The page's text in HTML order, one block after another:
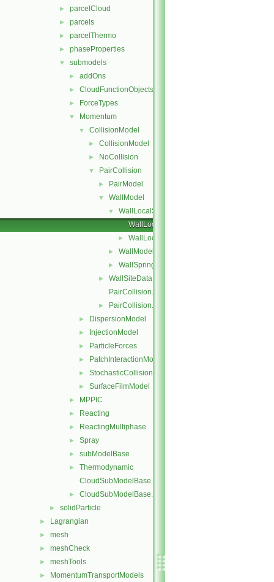
► parcelCloud
► parcels
► parcelThermo
► phaseProperties
▼ submodels
► addOns
► CloudFunctionObjects
► ForceTypes
▼ Momentum
▼ CollisionModel
► CollisionModel
► NoCollision
▼ PairCollision
► PairModel
▼ WallModel
▼
WallLocalSpringSliderDashpot
WallLocalSpringSliderDashpot.C
► WallLocalSpringSliderDashpot.H
► WallModel
► WallSpringSliderDashpot
►
WallSiteData
PairCollision.C
► PairCollision.H
► DispersionModel
► InjectionModel
► ParticleForces
► PatchInteractionModel
► StochasticCollision
► SurfaceFilmModel
► MPPIC
► Reacting
► ReactingMultiphase
► Spray
► subModelBase
►
Thermodynamic
CloudSubModelBase.C
► CloudSubModelBase.H
► solidParticle
► Lagrangian
► mesh
► meshCheck
► meshTools
► MomentumTransportModels